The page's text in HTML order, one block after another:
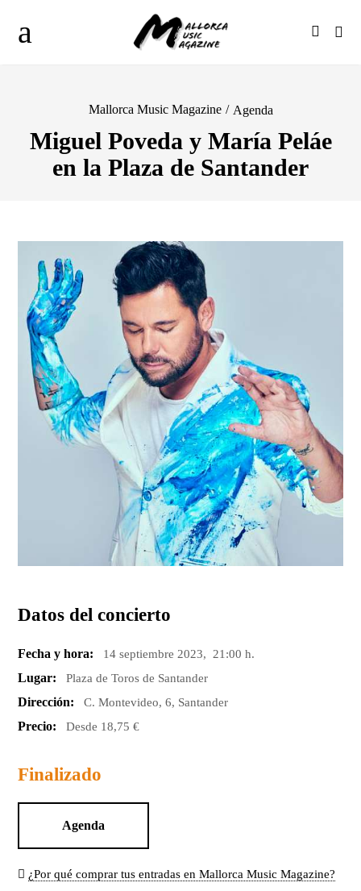
Mallorca Music Magazine / Agenda
Miguel Poveda y María Peláe
en la Plaza de Santander
Datos del concierto
Fecha y hora: 14 septiembre 2023, 21:00 h.
Lugar: Plaza de Toros de Santander
Dirección: C. Montevideo, 6, Santander
Precio: Desde 18,75 €
Finalizado
Agenda
¿Por qué comprar tus entradas en Mallorca Music Magazine?